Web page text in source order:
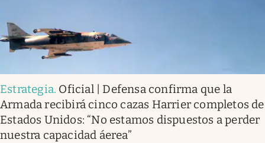
Estrategia. Oficial | Defensa confirma que la
Armada recibirá cinco cazas Harrier completos de
Estados Unidos: “No estamos dispuestos a perder
nuestra capacidad áerea”